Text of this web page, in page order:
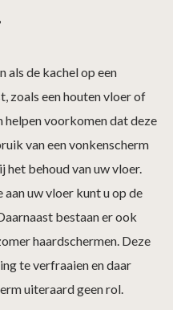
als de kachel op een
zoals een houten vloer of
helpen voorkomen dat deze
van een vonkenscherm
het behoud van uw vloer.
uw vloer kunt u op de
bestaan er ook
haardschermen. Deze
te verfraaien en daar
uiteraard geen rol.